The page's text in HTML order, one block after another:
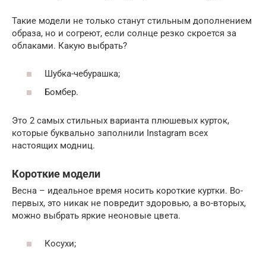
Такие модели не только станут стильным дополнением
образа, но и согреют, если солнце резко скроется за
облаками. Какую выбрать?
Шубка-чебурашка;
Бомбер.
Это 2 самых стильных варианта плюшевых курток,
которые буквально заполнили Instagram всех
настоящих модниц.
Короткие модели
Весна – идеальное время носить короткие куртки. Во-
первых, это никак не повредит здоровью, а во-вторых,
можно выбрать яркие неоновые цвета.
Косухи;